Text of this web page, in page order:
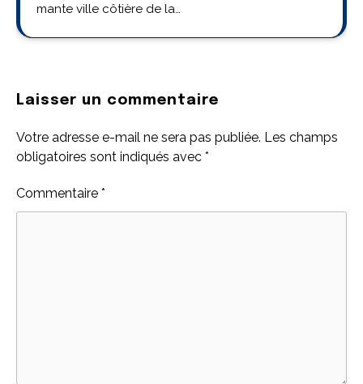
mante ville côtière de la…
Laisser un commentaire
Votre adresse e-mail ne sera pas publiée. Les champs
obligatoires sont indiqués avec *
Commentaire *